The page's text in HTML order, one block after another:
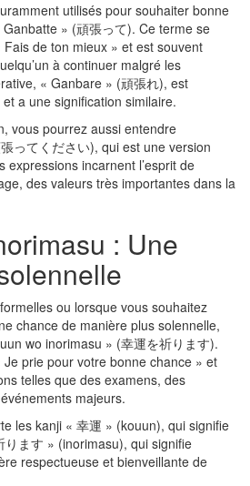
utilisés pour souhaiter bonne
» (頑張って). Ce terme se
de ton mieux » et est souvent
à continuer malgré les
« Ganbare » (頑張れ), est
a une signification similaire.
vous pourrez aussi entendre
ってください), qui est une version
expressions incarnent l’esprit de
des valeurs très importantes dans la
: Une
ou lorsque vous souhaitez
chance de manière plus solennelle,
wo inorimasu » (幸運を祈ります).
prie pour votre bonne chance » et
telles que des examens, des
majeurs.
les kanji « 幸運 » (kouun), qui signifie
ます » (inorimasu), qui signifie
respectueuse et bienveillante de